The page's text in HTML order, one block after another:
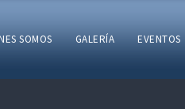
SOMOS GALERÍA EVENTOS